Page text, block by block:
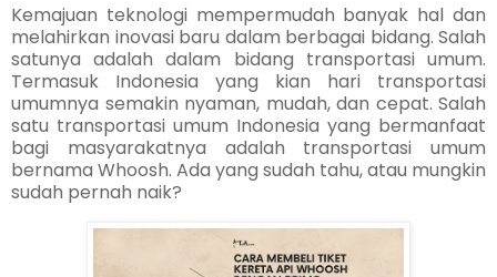
Kemajuan teknologi mempermudah banyak hal dan
melahirkan inovasi baru dalam berbagai bidang. Salah
satunya adalah dalam bidang transportasi umum.
Termasuk Indonesia yang kian hari transportasi
umumnya semakin nyaman, mudah, dan cepat. Salah
satu transportasi umum Indonesia yang bermanfaat
bagi masyarakatnya adalah transportasi umum
bernama Whoosh. Ada yang sudah tahu, atau mungkin
sudah pernah naik?